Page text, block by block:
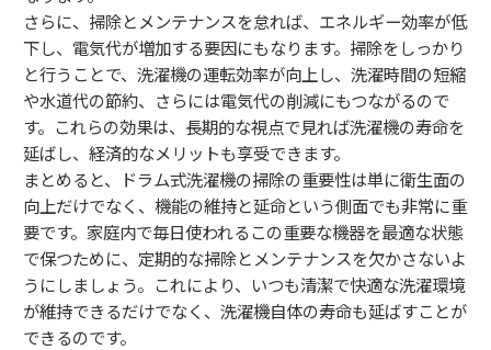
さらに、掃除とメンテナンスを怠れば、エネルギー効率が低
下し、電気代が増加する要因にもなります。掃除をしっかり
と行うことで、洗濯機の運転効率が向上し、洗濯時間の短縮
や水道代の節約、さらには電気代の削減にもつながるので
す。これらの効果は、長期的な視点で見れば洗濯機の寿命を
延ばし、経済的なメリットも享受できます。
まとめると、ドラム式洗濯機の掃除の重要性は単に衛生面の
向上だけでなく、機能の維持と延命という側面でも非常に重
要です。家庭内で毎日使われるこの重要な機器を最適な状態
で保つために、定期的な掃除とメンテナンスを欠かさないよ
うにしましょう。これにより、いつも清潔で快適な洗濯環境
が維持できるだけでなく、洗濯機自体の寿命も延ばすことが
できるのです。